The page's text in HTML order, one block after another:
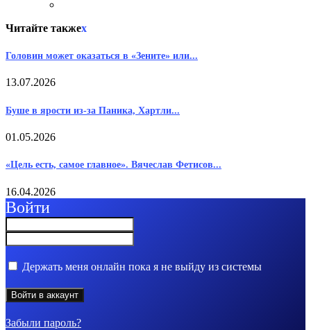
Читайте такжеx
Головин может оказаться в «Зените» или...
13.07.2026
Буше в ярости из-за Паника, Хартли...
01.05.2026
«Цель есть, самое главное». Вячеслав Фетисов...
16.04.2026
Войти
Держать меня онлайн пока я не выйду из системы
Забыли пароль?